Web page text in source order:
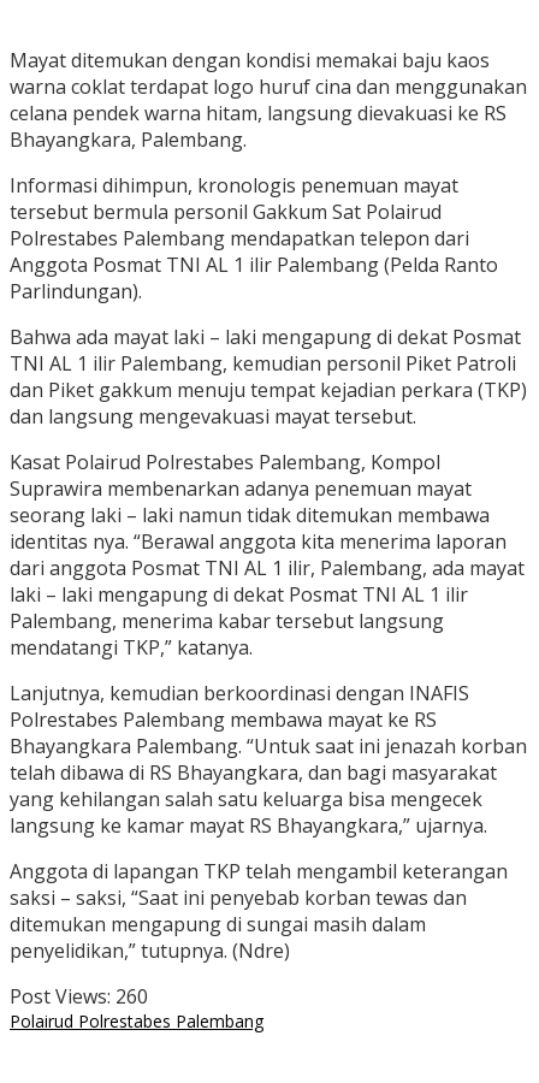
Mayat ditemukan dengan kondisi memakai baju kaos
warna coklat terdapat logo huruf cina dan menggunakan
celana pendek warna hitam, langsung dievakuasi ke RS
Bhayangkara, Palembang.
Informasi dihimpun, kronologis penemuan mayat
tersebut bermula personil Gakkum Sat Polairud
Polrestabes Palembang mendapatkan telepon dari
Anggota Posmat TNI AL 1 ilir Palembang (Pelda Ranto
Parlindungan).
Bahwa ada mayat laki – laki mengapung di dekat Posmat
TNI AL 1 ilir Palembang, kemudian personil Piket Patroli
dan Piket gakkum menuju tempat kejadian perkara (TKP)
dan langsung mengevakuasi mayat tersebut.
Kasat Polairud Polrestabes Palembang, Kompol
Suprawira membenarkan adanya penemuan mayat
seorang laki – laki namun tidak ditemukan membawa
identitas nya. “Berawal anggota kita menerima laporan
dari anggota Posmat TNI AL 1 ilir, Palembang, ada mayat
laki – laki mengapung di dekat Posmat TNI AL 1 ilir
Palembang, menerima kabar tersebut langsung
mendatangi TKP,” katanya.
Lanjutnya, kemudian berkoordinasi dengan INAFIS
Polrestabes Palembang membawa mayat ke RS
Bhayangkara Palembang. “Untuk saat ini jenazah korban
telah dibawa di RS Bhayangkara, dan bagi masyarakat
yang kehilangan salah satu keluarga bisa mengecek
langsung ke kamar mayat RS Bhayangkara,” ujarnya.
Anggota di lapangan TKP telah mengambil keterangan
saksi – saksi, “Saat ini penyebab korban tewas dan
ditemukan mengapung di sungai masih dalam
penyelidikan,” tutupnya. (Ndre)
Post Views: 260
Polairud Polrestabes Palembang